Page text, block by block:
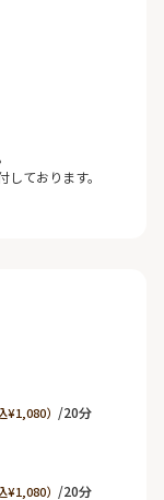
ております。
¥1,080） /20分
¥1,080） /20分